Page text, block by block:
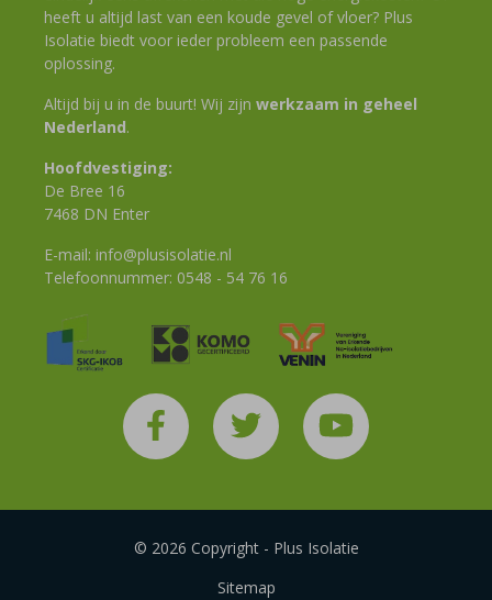
heeft u altijd last van een koude gevel of vloer? Plus
Isolatie biedt voor ieder probleem een passende
oplossing.
Altijd bij u in de buurt! Wij zijn werkzaam in geheel
Nederland.
Hoofdvestiging:
De Bree 16
7468 DN Enter
E-mail: info@plusisolatie.nl
Telefoonnummer: 0548 - 54 76 16
© 2026 Copyright - Plus Isolatie
Sitemap